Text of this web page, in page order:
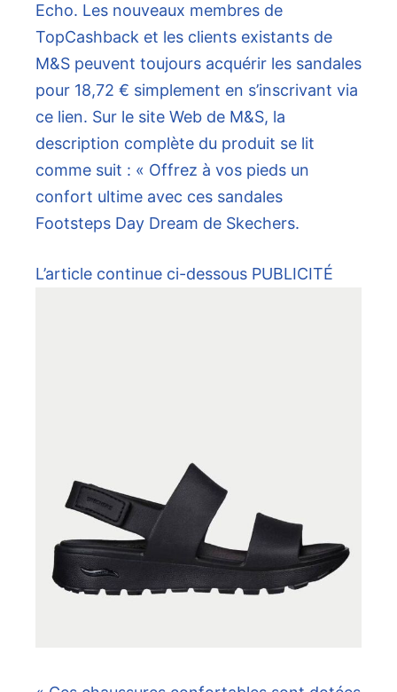
Echo. Les nouveaux membres de
TopCashback et les clients existants de
M&S peuvent toujours acquérir les sandales
pour 18,72 € simplement en s’inscrivant via
ce lien. Sur le site Web de M&S, la
description complète du produit se lit
comme suit : « Offrez à vos pieds un
confort ultime avec ces sandales
Footsteps Day Dream de Skechers.
L’article continue ci-dessous PUBLICITÉ